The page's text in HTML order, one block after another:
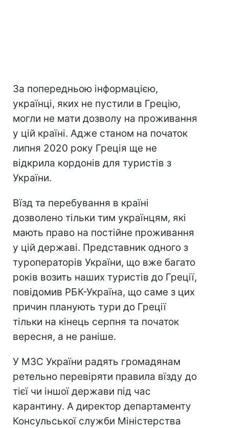
За попередньою інформацією,
українці, яких не пустили в Грецію,
могли не мати дозволу на проживання
у цій країні. Адже станом на початок
липня 2020 року Греція ще не
відкрила кордонів для туристів з
України.
Вїзд та перебування в країні
дозволено тільки тим українцям, які
мають право на постійне проживання
у цій державі. Представник одного з
туроператорів України, що вже багато
років возить наших туристів до Греції,
повідомив РБК-Україна, що саме з цих
причин планують тури до Греції
тільки на кінець серпня та початок
вересня, а не раніше.
У МЗС України радять громадянам
ретельно перевіряти правила вїзду до
тієї чи іншої держави під час
карантину. А директор департаменту
Консульської служби Міністерства